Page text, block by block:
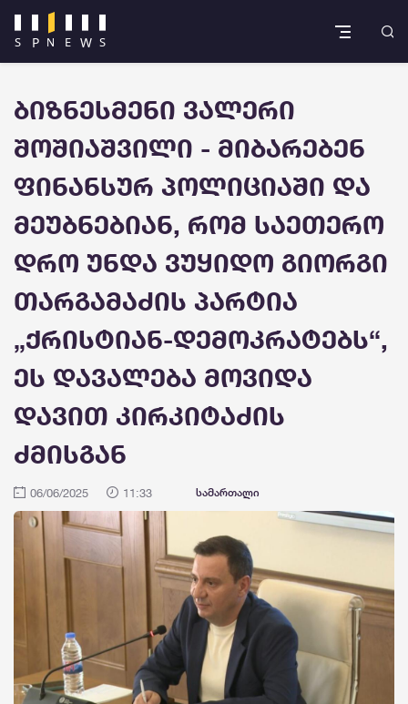
ბიზნესმენი ვალერი
შოშიაშვილი - მიბარებენ
ფინანსურ პოლიციაში და
მეუბნებიან, რომ საეთერო
დრო უნდა ვუყიდო გიორგი
თარგამაძის პარტია
„ქრისტიან-დემოკრატებს“,
ეს დავალება მოვიდა
დავით კირკიტაძის
ძმისგან
06/06/2025 11:33 სამართალი